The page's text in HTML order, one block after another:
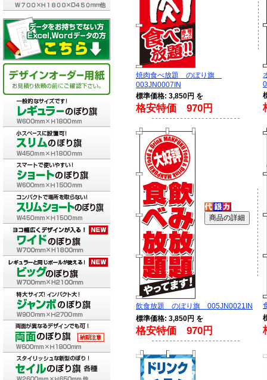
焼肉食べ放題 のぼり旗
003JN0007IN
標準価格: 3,850円 を
格安特価 970円
飲食放題 のぼり旗 005JN0021IN
標準価格: 3,850円 を
格安特価 970円